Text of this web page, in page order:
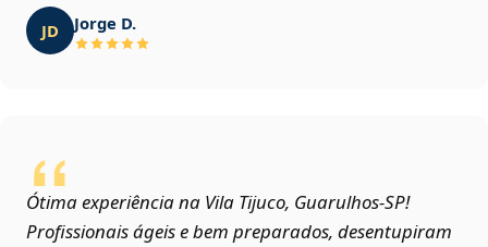
JD Jorge D.
Ótima experiência na Vila Tijuco, Guarulhos‑SP!
Profissionais ágeis e bem preparados, desentupiram